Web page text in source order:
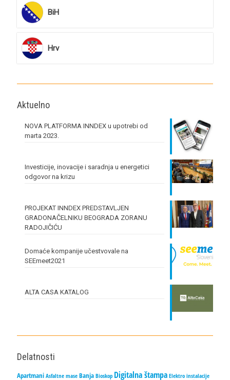
BiH
Hrv
Aktuelno
NOVA PLATFORMA INNDEX u upotrebi od
marta 2023.
Investicije, inovacije i saradnja u energetici
odgovor na krizu
PROJEKAT INNDEX PREDSTAVLJEN
GRADONAČELNIKU BEOGRADA ZORANU
RADOJIČIĆU
Domaće kompanije učestvovale na
SEEmeet2021
ALTA CASA KATALOG
Delatnosti
Apartmani Asfaltne mase Banja Bioskop Digitalna štampa Elektro instalacije